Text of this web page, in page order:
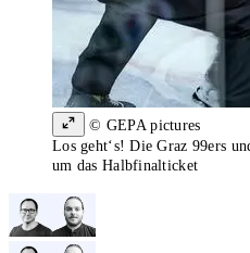
© GEPA pictures
Los geht‘s! Die Graz 99ers
um das Halbfinalticket